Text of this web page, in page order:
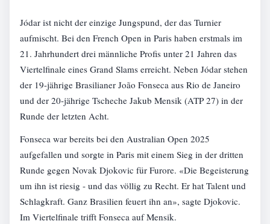
Jódar ist nicht der einzige Jungspund, der das Turnier
aufmischt. Bei den French Open in Paris haben erstmals im
21. Jahrhundert drei männliche Profis unter 21 Jahren das
Viertelfinale eines Grand Slams erreicht. Neben Jódar stehen
der 19-jährige Brasilianer João Fonseca aus Rio de Janeiro
und der 20-jährige Tscheche Jakub Mensik (ATP 27) in der
Runde der letzten Acht.
Fonseca war bereits bei den Australian Open 2025
aufgefallen und sorgte in Paris mit einem Sieg in der dritten
Runde gegen Novak Djokovic für Furore. «Die Begeisterung
um ihn ist riesig - und das völlig zu Recht. Er hat Talent und
Schlagkraft. Ganz Brasilien feuert ihn an», sagte Djokovic.
Im Viertelfinale trifft Fonseca auf Mensik.